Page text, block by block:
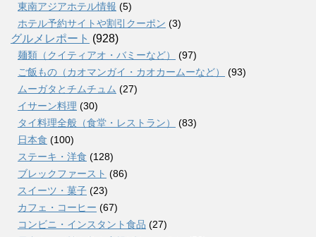
東南アジアホテル情報 (5)
ホテル予約サイトや割引クーポン (3)
グルメレポート (928)
麺類（クイティアオ・バミーなど）
(97)
ご飯もの（カオマンガイ・カオカームーなど）
(93)
ムーガタとチムチュム (27)
イサーン料理 (30)
タイ料理全般（食堂・レストラン）
(83)
日本食 (100)
ステーキ・洋食 (128)
ブレックファースト (86)
スイーツ・菓子 (23)
カフェ・コーヒー (67)
コンビニ・インスタント食品 (27)